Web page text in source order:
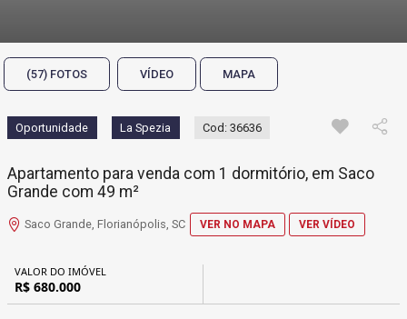
(57) FOTOS VÍDEO MAPA
Oportunidade La Spezia Cod: 36636
Apartamento para venda com 1 dormitório, em Saco
Grande com 49 m²
Saco Grande, Florianópolis, SC VER NO MAPA VER VÍDEO
VALOR DO IMÓVEL
R$ 680.000